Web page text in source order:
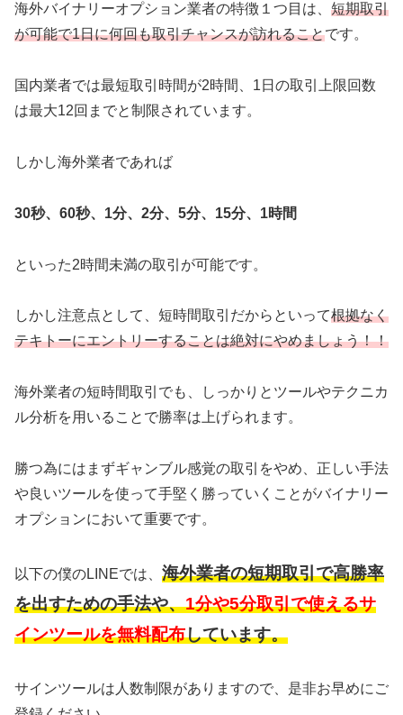
海外バイナリーオプション業者の特徴１つ目は、 短期取引
が可能で1日に何回も取引チャンスが訪れることです。
国内業者では最短取引時間が2時間、1日の取引上限回数
は最大12回までと制限されています。
しかし海外業者であれば
30秒、60秒、1分、2分、5分、15分、1時間
といった2時間未満の取引が可能です。
しかし注意点として、短時間取引だからといって根拠なく
テキトーにエントリーすることは絶対にやめましょう！！
海外業者の短時間取引でも、しっかりとツールやテクニカ
ル分析を用いることで勝率は上げられます。
勝つ為にはまずギャンブル感覚の取引をやめ、正しい手法
や良いツールを使って手堅く勝っていくことがバイナリー
オプションにおいて重要です。
以下の僕のLINEでは、 海外業者の短期取引で高勝率
を出すための手法や、1分や5分取引で使えるサ
インツールを無料配布しています。
サインツールは人数制限がありますので、是非お早めにご